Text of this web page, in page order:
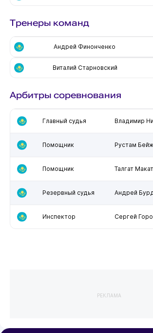
Тренеры команд
Андрей Финонченко
Виталий Старновский
Арбитры соревнования
Главный судья Владимир
Помощник Рустам
Помощник Талгат
Резервный судья Андрей
Инспектор Сергей
РЕКЛАМА